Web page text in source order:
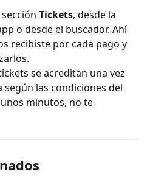
Tickets, desde la
o desde el buscador. Ahí
recibiste por cada pago y
se acreditan una vez
las condiciones del
minutos, no te